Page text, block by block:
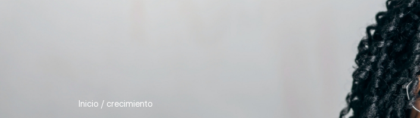
Inicio / crecimiento